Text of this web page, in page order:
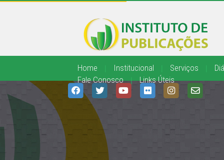
Home Institucional Serviços
Fale Conosco
| Links Úteis